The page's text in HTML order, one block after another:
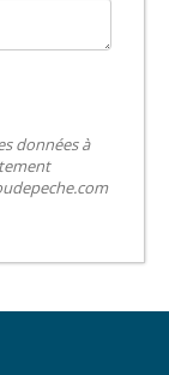
données à